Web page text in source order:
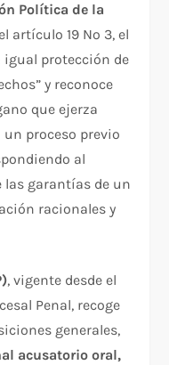
Política de la
artículo 19 Nº 3, el
igual protección de
y reconoce
que ejerza
proceso previo
al
las garantías de un
racionales y
, vigente desde el
Penal, recoge
generales,
acusatorio oral,